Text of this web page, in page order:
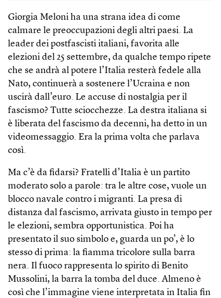
Giorgia Meloni ha una strana idea di come
calmare le preoccupazioni degli altri paesi. La
leader dei postfascisti italiani, favorita alle
elezioni del 25 settembre, da qualche tempo ripete
che se andrà al potere l’Italia resterà fedele alla
Nato, continuerà a sostenere l’Ucraina e non
uscirà dall’euro. Le accuse di nostalgia per il
fascismo? Tutte sciocchezze. La destra italiana si
è liberata del fascismo da decenni, ha detto in un
videomessaggio. Era la prima volta che parlava
così.
Ma c’è da fidarsi? Fratelli d’Italia è un partito
moderato solo a parole: tra le altre cose, vuole un
blocco navale contro i migranti. La presa di
distanza dal fascismo, arrivata giusto in tempo per
le elezioni, sembra opportunistica. Poi ha
presentato il suo simbolo e, guarda un po’, è lo
stesso di prima: la fiamma tricolore sulla barra
nera. Il fuoco rappresenta lo spirito di Benito
Mussolini, la barra la tomba del duce. Almeno è
così che l’immagine viene interpretata in Italia fin